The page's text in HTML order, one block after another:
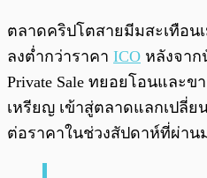
พร้อมเล่น
ตลาดคริปโตสายมีมสะเทือนเ
ลงต่ำกว่าราคา ICO หลังจา
Private Sale ทยอยโอนและข
เหรียญ เข้าสู่ตลาดแลกเปลี่
ต่อราคาในช่วงสัปดาห์ที่ผ่าน